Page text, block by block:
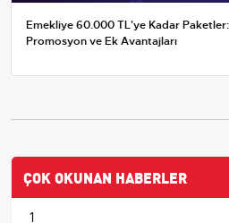
Emekliye 60.000 TL'ye Kadar Paketler:
Promosyon ve Ek Avantajları
ÇOK OKUNAN HABERLER
1